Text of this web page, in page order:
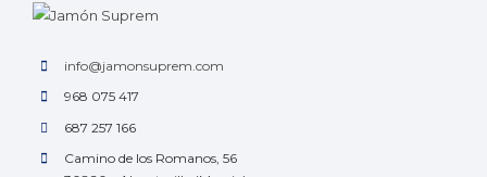
info@jamonsuprem.com
968 075 417
687 257 166
Camino de los Romanos, 56